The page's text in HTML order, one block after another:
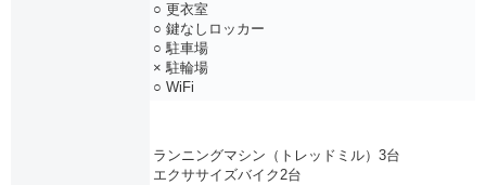
○ 更衣室
○ 鍵なしロッカー
○ 駐車場
× 駐輪場
○ WiFi
ランニングマシン（トレッドミル）3台
エクササイズバイク2台